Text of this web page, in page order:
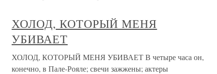
ХОЛОД, КОТОРЫЙ МЕНЯ
УБИВАЕТ
ХОЛОД, КОТОРЫЙ МЕНЯ УБИВАЕТ В четыре часа он,
конечно, в Пале-Рояле; свечи зажжены; актеры